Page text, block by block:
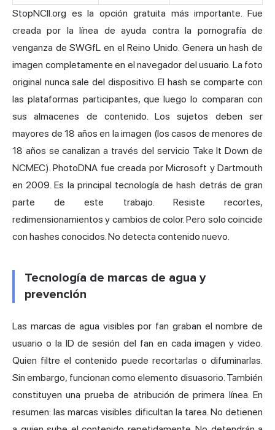
StopNCII.org es la opción gratuita más importante. Fue
creada por la línea de ayuda contra la pornografía de
venganza de SWGfL en el Reino Unido. Genera un hash de
imagen completamente en el navegador del usuario. La foto
original nunca sale del dispositivo. El hash se comparte con
las plataformas participantes, que luego lo comparan con
sus almacenes de contenido. Los sujetos deben ser
mayores de 18 años en la imagen (los casos de menores de
18 años se canalizan a través del servicio Take It Down de
NCMEC). PhotoDNA fue creada por Microsoft y Dartmouth
en 2009. Es la principal tecnología de hash detrás de gran
parte de este trabajo. Resiste recortes,
redimensionamientos y cambios de color. Pero solo coincide
con hashes conocidos. No detecta contenido nuevo.
Tecnología de marcas de agua y
prevención
Las marcas de agua visibles por fan graban el nombre de
usuario o la ID de sesión del fan en cada imagen y video.
Quien filtre el contenido puede recortarlas o difuminarlas.
Sin embargo, funcionan como elemento disuasorio. También
constituyen una prueba de atribución de primera línea. En
resumen: las marcas visibles dificultan la tarea. No detienen